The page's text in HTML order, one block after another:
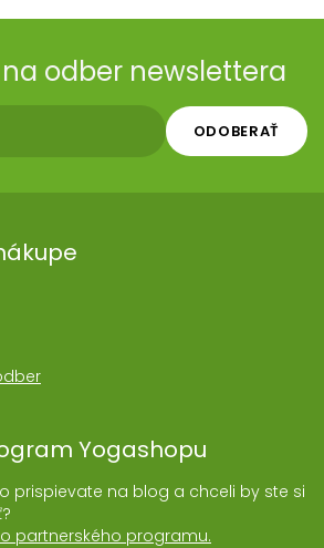
odber newslettera
ODOBERAŤ
Yogashopu
prispievate na blog a chceli by ste si
partnerského programu.